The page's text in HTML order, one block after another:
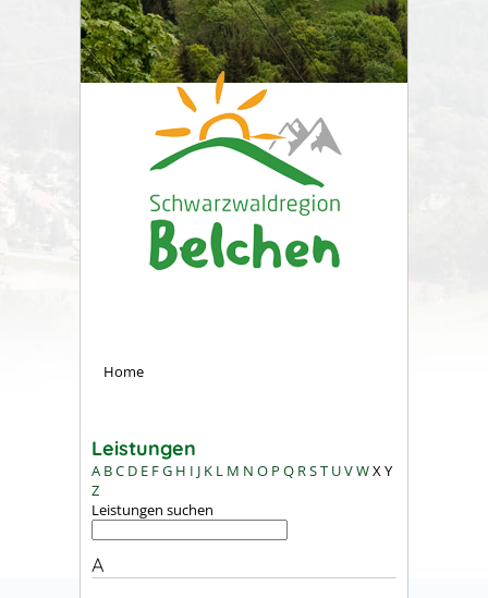
Home
Leistungen
A BC D E FG H I J K L M N O P Q RST UVWXY
Z
Leistungen suchen
A